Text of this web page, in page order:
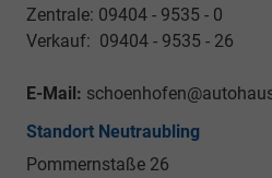
Zentrale: 09404 - 9535 - 0
Verkauf: 09404 - 9535 - 26
E-Mail:
Standort Neutraubling
Pommernstaße 26